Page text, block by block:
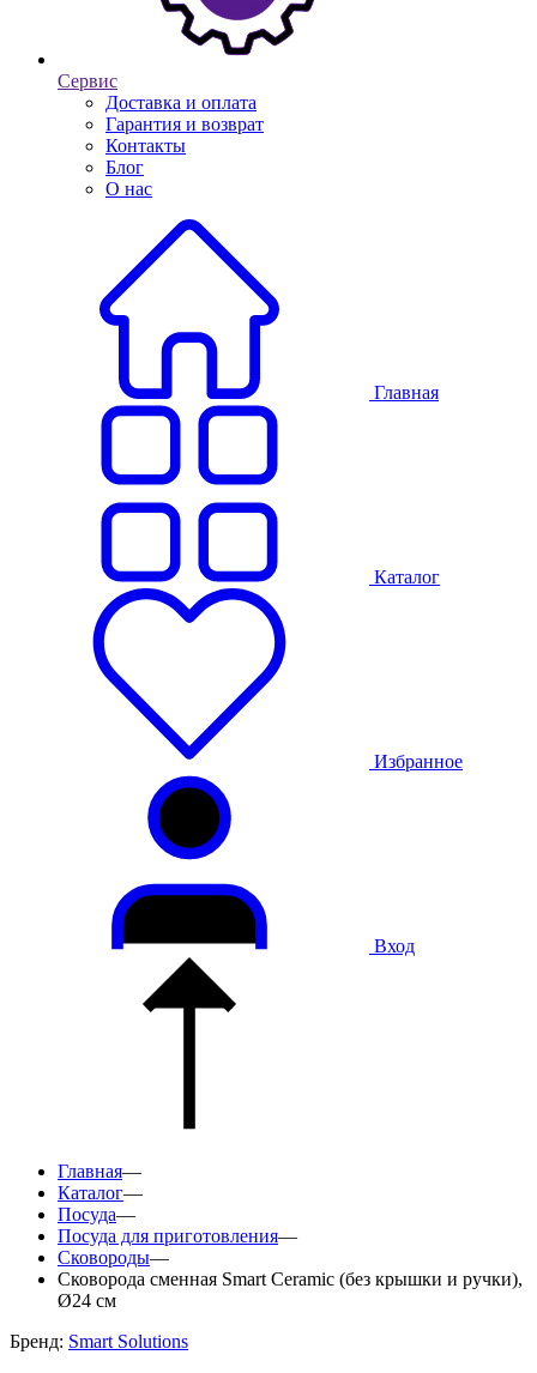
Сервис
Доставка и оплата
Гарантия и возврат
Контакты
Блог
О нас
Главная
Каталог
Избранное
Вход
Главная—
Каталог—
Посуда—
Посуда для приготовления—
Сковороды—
Сковорода сменная Smart Ceramic (без крышки и ручки),
Ø24 см
Бренд: Smart Solutions